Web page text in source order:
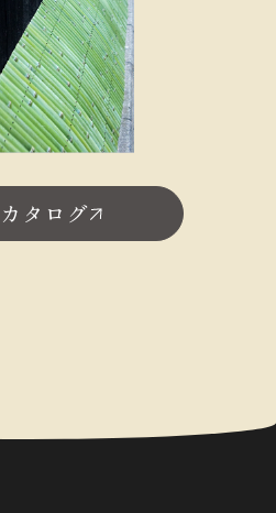
タログ